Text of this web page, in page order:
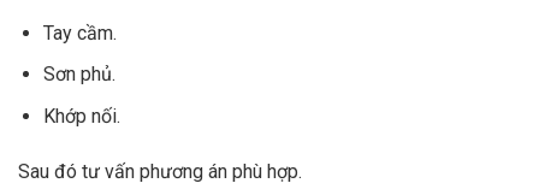
Tay cầm.
Sơn phủ.
Khớp nối.
Sau đó tư vấn phương án phù hợp.